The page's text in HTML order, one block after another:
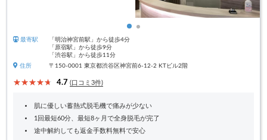
最寄駅
「明治神宮前駅」から徒歩4分
「原宿駅」から徒歩9分
「渋谷駅」から徒歩11分
住所
〒150-0001 東京都渋谷区神宮前6-12-2 KTビル2階
4.7 (口コミ3件)
肌に優しい蓄熱式脱毛機で痛みが少ない
1回最短60分、最短8ヶ月で全身脱毛が完了
途中解約しても返金手数料無料で安心